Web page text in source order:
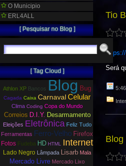
Tio
Será
Blog
O Municipio
ERL4ALL
[ Pesquisar no Blog ]
[ Tag Cloud ]
Athlon XP Bancos Blog Bug
Cagada Caixa CarnavalCelular
Clima Coding Copa do Mundo
Correios D.I.Y. Desarmamento
Eleições Eletrônica Feliz Tudo
Ferramentas Ferro-Velho Firefox
Fotos Fudeba HD HTML Internet
Lado Negro Lâmpada Lisarb Mala
Mercado Livre Mercado Lixo